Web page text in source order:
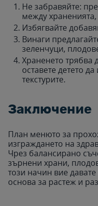
Не забравяйте:
между
Избягвайте
Винаги
зеленчуци,
Храненето трябва
оставете детето
текстурите.
Заключение
План менюто за
изграждането на
Чрез балансирано
зърнени храни,
този начин вие
основа за растеж и